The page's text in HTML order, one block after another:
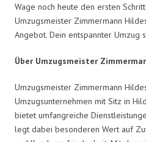
Wage noch heute den ersten
Umzugsmeister Zimmermann
Angebot. Dein entspannter Umzug
Über Umzugsmeister
Umzugsmeister Zimmermann
Umzugsunternehmen mit Sitz in
bietet umfangreiche
legt dabei besonderen Wert auf